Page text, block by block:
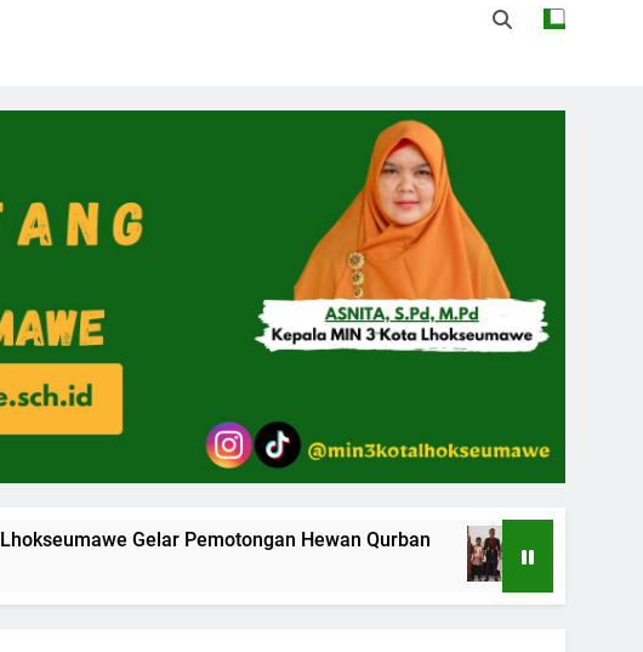
Raya Idul Adha 1447 H, MIN 3 Kota Lhokseumawe Gelar Pemotongan Hewan Qurban Dua Siswa MIN 3 Kota
3 Bulan Ago